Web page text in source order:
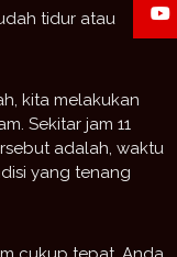
tidur atau
kita melakukan
Sekitar jam 11
adalah, waktu
yang tenang